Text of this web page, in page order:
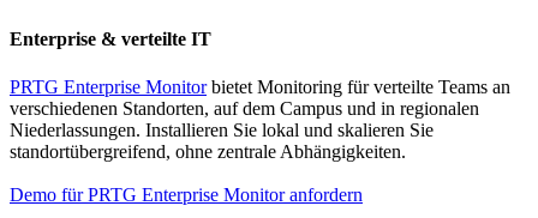
Enterprise & verteilte IT
PRTG Enterprise Monitorbietet Monitoring für verteilte Teams an
verschiedenen Standorten, auf dem Campus und in regionalen
Niederlassungen. Installieren Sie lokal und skalieren Sie
standortübergreifend, ohne zentrale Abhängigkeiten.
Demo für PRTG Enterprise Monitor anfordern